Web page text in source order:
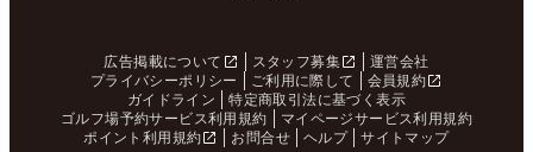
広告掲載について スタッフ募集
運営会社
プライバシーポリシー
ご利用に際して
会員規約
ガイドライン
特定商取引法に基づく表示
ゴルフ場予約サービス利用規約
マイページサービス利用規約
ポイント利用規約
お問合せ ヘルプ サイトマップ